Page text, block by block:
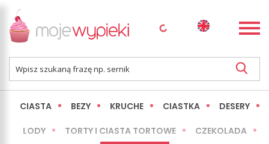
CIASTA BEZY KRUCHE CIASTKA DESERY
LODY TORTY I CIASTA TORTOWE CZEKOLADA